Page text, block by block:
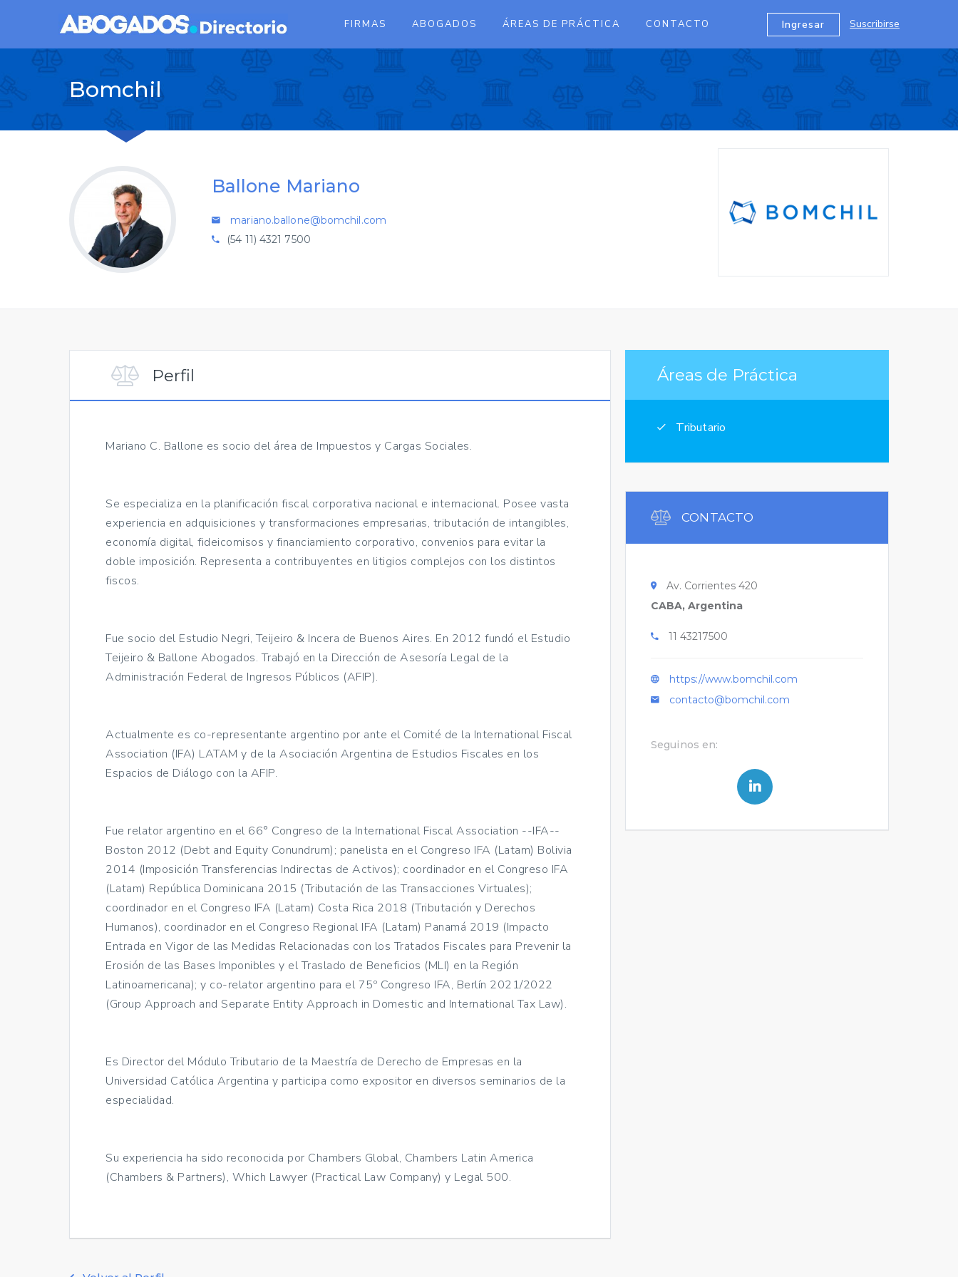
FIRMAS ABOGADOS ÁREAS DE PRÁCTICA CONTACTO Ingresar Suscribirse
Bomchil
Ballone Mariano
mariano.ballone@bomchil.com
(54 11) 4321 7500
Perfil
Mariano C. Ballone es socio del área de Impuestos y Cargas Sociales.
Se especializa en la planificación fiscal corporativa nacional e internacional. Posee vasta
experiencia en adquisiciones y transformaciones empresarias, tributación de intangibles,
economía digital, fideicomisos y financiamiento corporativo, convenios para evitar la
doble imposición. Representa a contribuyentes en litigios complejos con los distintos
fiscos.
Fue socio del Estudio Negri, Teijeiro & Incera de Buenos Aires. En 2012 fundó el Estudio
Teijeiro & Ballone Abogados. Trabajó en la Dirección de Asesoría Legal de la
Administración Federal de Ingresos Públicos (AFIP).
Actualmente es co-representante argentino por ante el Comité de la International Fiscal
Association (IFA) LATAM y de la Asociación Argentina de Estudios Fiscales en los
Espacios de Diálogo con la AFIP.
Fue relator argentino en el 66° Congreso de la International Fiscal Association --IFA--
Boston 2012 (Debt and Equity Conundrum); panelista en el Congreso IFA (Latam) Bolivia
2014 (Imposición Transferencias Indirectas de Activos); coordinador en el Congreso IFA
(Latam) República Dominicana 2015 (Tributación de las Transacciones Virtuales);
coordinador en el Congreso IFA (Latam) Costa Rica 2018 (Tributación y Derechos
Humanos), coordinador en el Congreso Regional IFA (Latam) Panamá 2019 (Impacto
Entrada en Vigor de las Medidas Relacionadas con los Tratados Fiscales para Prevenir la
Erosión de las Bases Imponibles y el Traslado de Beneficios (MLI) en la Región
Latinoamericana); y co-relator argentino para el 75º Congreso IFA, Berlín 2021/2022
(Group Approach and Separate Entity Approach in Domestic and International Tax Law).
Es Director del Módulo Tributario de la Maestría de Derecho de Empresas en la
Universidad Católica Argentina y participa como expositor en diversos seminarios de la
especialidad.
Su experiencia ha sido reconocida por Chambers Global, Chambers Latin America
(Chambers & Partners), Which Lawyer (Practical Law Company) y Legal 500.
Áreas de Práctica
Tributario
CONTACTO
Av. Corrientes 420
CABA, Argentina
11 43217500
https://www.bomchil.com
contacto@bomchil.com
Seguinos en: